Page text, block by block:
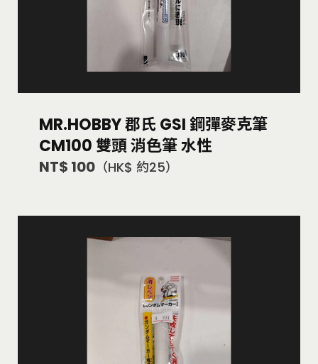
MR.HOBBY 郡氏 GSI 鋼彈麥克筆
CM100 雙頭 消色筆 水性
NT$ 100 （HK$ 約25）